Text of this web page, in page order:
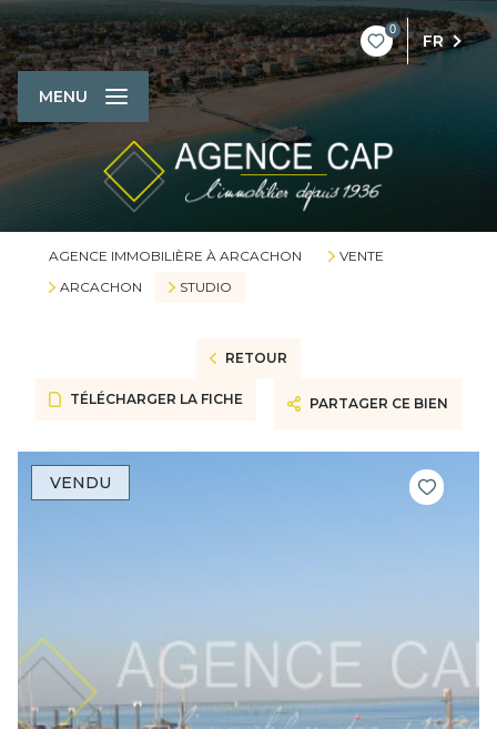
0
FR
MENU
AGENCE IMMOBILIÈRE À ARCACHON
VENTE
ARCACHON
STUDIO
RETOUR
TÉLÉCHARGER LA FICHE PARTAGER CE BIEN
VENDU